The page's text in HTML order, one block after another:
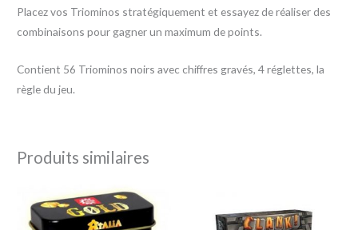
Placez vos Triominos stratégiquement et essayez de réaliser des
combinaisons pour gagner un maximum de points.
Contient 56 Triominos noirs avec chiffres gravés, 4 réglettes, la
règle du jeu.
Produits similaires